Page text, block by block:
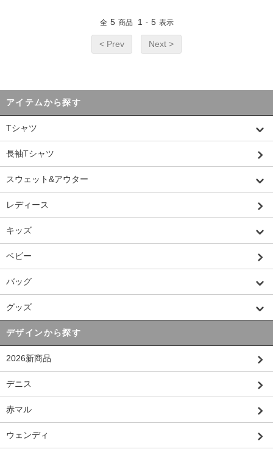
全 5 商品 1 - 5 表示
< Prev Next >
アイテムから探す
Tシャツ
長袖Tシャツ
スウェット&アウター
レディース
キッズ
ベビー
バッグ
グッズ
デザインから探す
2026新商品
デニス
赤マル
ウェンディ